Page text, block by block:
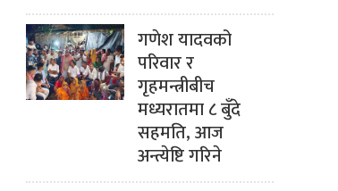
गणेश यादवको
परिवार र
गृहमन्त्रीबीच
मध्यरातमा ८ बुँदे
सहमति, आज
अन्त्येष्टि गरिने